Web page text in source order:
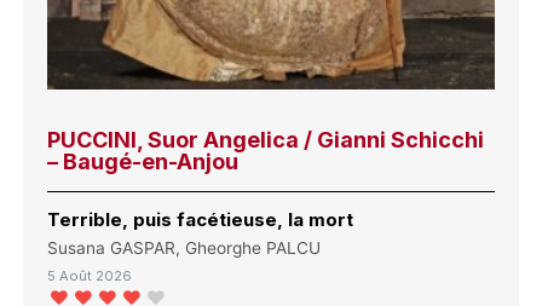
PUCCINI, Suor Angelica / Gianni Schicchi
– Baugé-en-Anjou
Terrible, puis facétieuse, la mort
Susana GASPAR, Gheorghe PALCU
5 Août 2026